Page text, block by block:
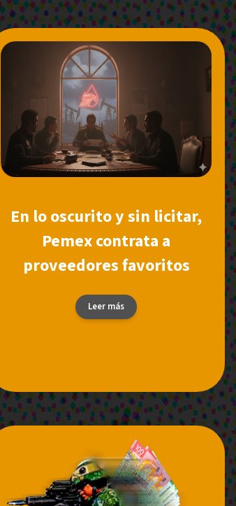
En lo oscurito y sin licitar,
Pemex contrata a
proveedores favoritos
Leer más